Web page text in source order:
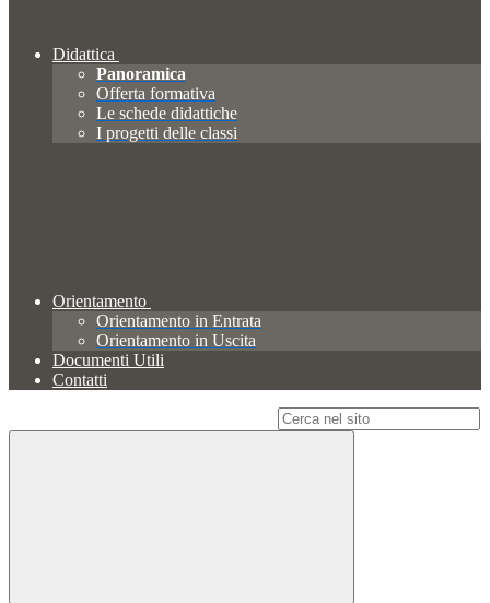
Didattica
Panoramica
Offerta formativa
Le schede didattiche
I progetti delle classi
Orientamento
Orientamento in Entrata
Orientamento in Uscita
Documenti Utili
Contatti